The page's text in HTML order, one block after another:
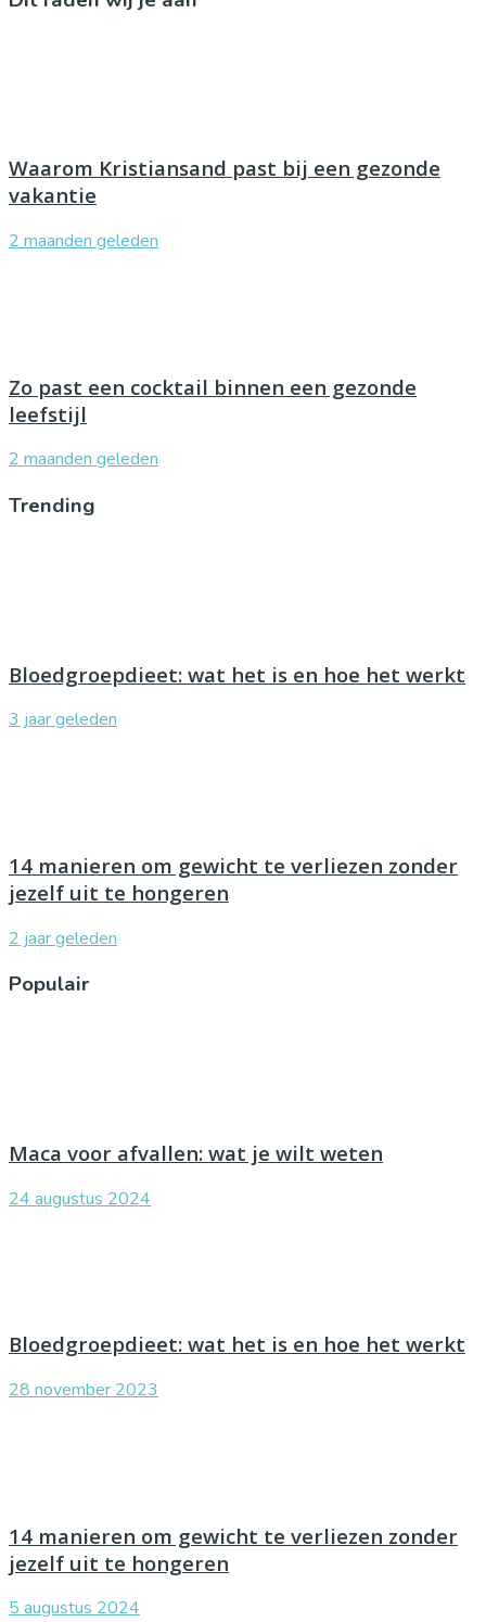
Waarom Kristiansand past bij een gezonde
vakantie
2 maanden geleden
Zo past een cocktail binnen een gezonde
leefstijl
2 maanden geleden
Trending
Bloedgroepdieet: wat het is en hoe het werkt
3 jaar geleden
14 manieren om gewicht te verliezen zonder
jezelf uit te hongeren
2 jaar geleden
Populair
Maca voor afvallen: wat je wilt weten
24 augustus 2024
Bloedgroepdieet: wat het is en hoe het werkt
28 november 2023
14 manieren om gewicht te verliezen zonder
jezelf uit te hongeren
5 augustus 2024